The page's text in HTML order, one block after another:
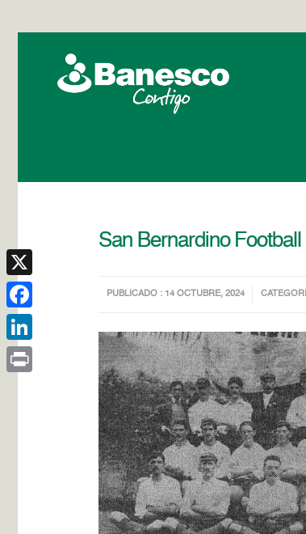
San Bernardino
PUBLICADO : 14 OCTUBRE, 2024
X
Facebook
LinkedIn